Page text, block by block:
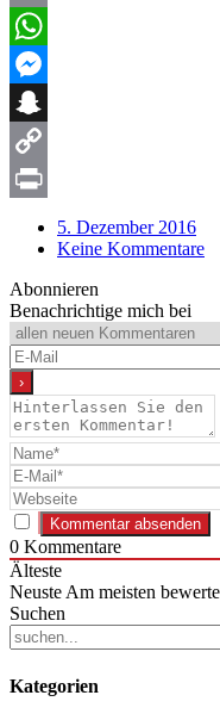
Email
WhatsApp
Messenger
Snapchat
Copy
5. Dezember 2016
Keine Kommentare
Abonnieren
Benachrichtige mich bei
0 Kommentare
Älteste
NeusteAm meisten
Suchen
Kategorien